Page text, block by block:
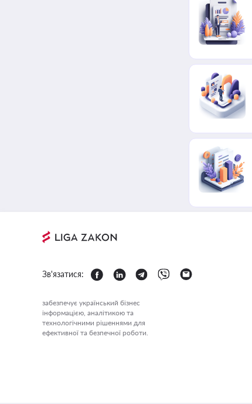
Зв'язатися:
забезпечує український бізнес
інформацією, аналітикою та
технологічними рішеннями для
ефективної та безпечної роботи.